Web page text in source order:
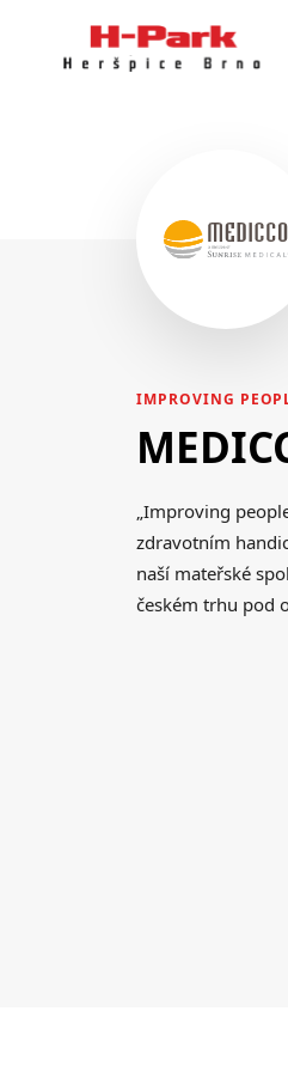
IMPROVING
„Improving
zdravotním
naší mateřské
českém trhu pod